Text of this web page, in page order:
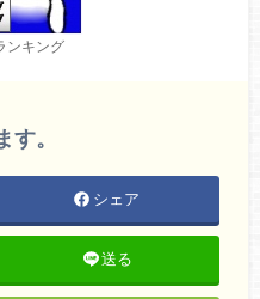
ンキング
。
シェア
送る